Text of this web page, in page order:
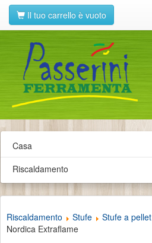
Il tuo carrello è vuoto
Casa
Riscaldamento
Riscaldamento Stufe Stufe a pellet
Nordica Extraflame